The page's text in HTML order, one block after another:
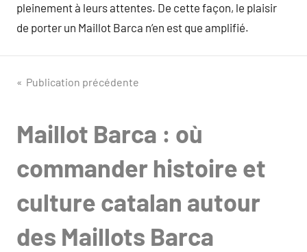
pleinement à leurs attentes. De cette façon, le plaisir
de porter un Maillot Barca n’en est que amplifié.
Navigation
l’article
Publication précédente
Maillot Barca : où
commander histoire et
culture catalan autour
des Maillots Barca